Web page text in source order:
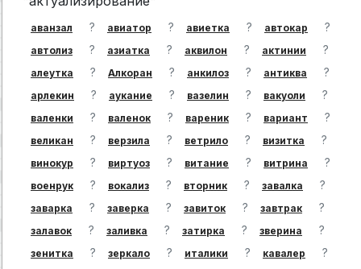
аванзал ? авиатор ? авиетка ? автокар ?
автолиз ? азиатка ? аквилон ? актинии ?
алеутка ? Алкоран ? анкилоз ? антиква ?
арлекин ? аукание ? вазелин ? вакуоли ?
валенки ? валенок ? вареник ? вариант ?
великан ? верзила ? ветрило ? визитка ?
винокур ? виртуоз ? витание ? витрина ?
военрук ? вокализ ? вторник ? завалка ?
заварка ? заверка ? завиток ? завтрак ?
залавок ? заливка ? затирка ? зверина ?
зенитка ? зеркало ? италики ? кавалер ?